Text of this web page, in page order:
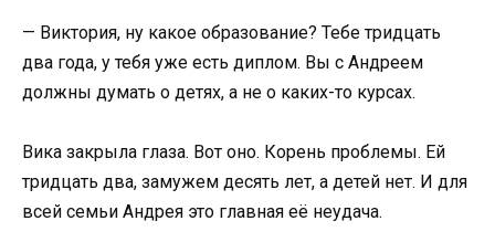
— Виктория, ну какое образование? Тебе тридцать
два года, у тебя уже есть диплом. Вы с Андреем
должны думать о детях, а не о каких-то курсах.
Вика закрыла глаза. Вот оно. Корень проблемы. Ей
тридцать два, замужем десять лет, а детей нет. И для
всей семьи Андрея это главная её неудача.